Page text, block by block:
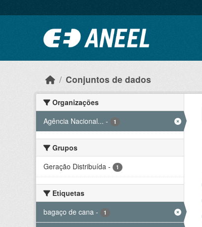
Conjuntos de dados
Organizações
Agência Nacional... - 1
Grupos
Geração Distribuída - 1
Etiquetas
bagaço de cana - 1